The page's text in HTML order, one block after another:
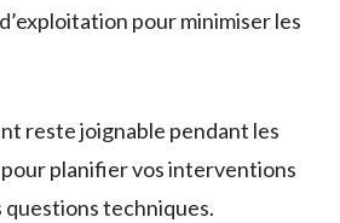
pour minimiser les
reste joignable pendant les
planifier vos interventions
questions techniques.